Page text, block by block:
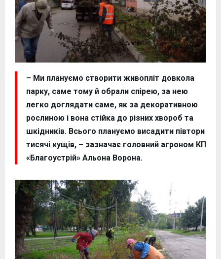
– Ми плануємо створити живопліт довкола
парку, саме тому й обрали спірею, за нею
легко доглядати саме, як за декоративною
рослиною і вона стійка до різних хвороб та
шкідників. Всього плануємо висадити півтори
тисячі кущів, – зазначає головний агроном КП
«Благоустрій» Альона Ворона.